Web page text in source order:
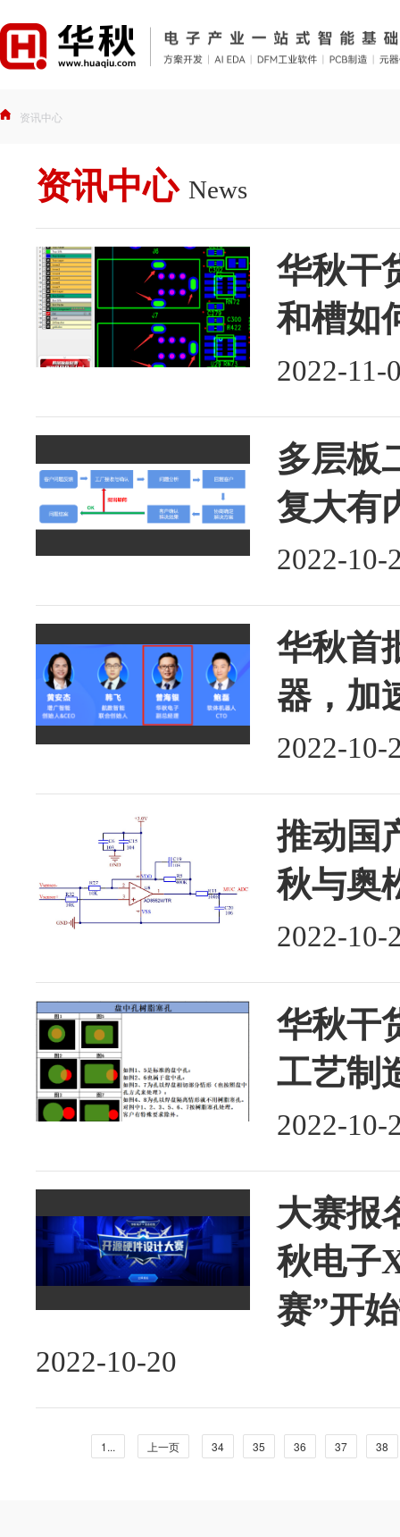
资讯中心
资讯中心 News
华秋干
和槽如
2022-11-
多层板
复大有
2022-10-
华秋首
器，加
2022-10-
推动国
秋与奥
2022-10-
华秋干
工艺制
2022-10-
大赛报
秋电子
赛”开
2022-10-20
1... 上一页 34 35 36 37 38